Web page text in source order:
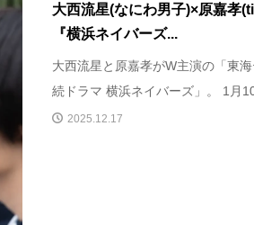
大西流星(なにわ男子)×原嘉
『横浜ネイバーズ...
大西流星と原嘉孝がW主演の「東
続ドラマ 横浜ネイバーズ」。 1月
2025.12.17